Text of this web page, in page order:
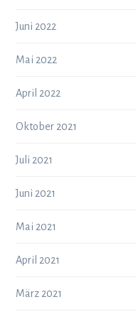
Juni 2022
Mai 2022
April 2022
Oktober 2021
Juli 2021
Juni 2021
Mai 2021
April 2021
März 2021